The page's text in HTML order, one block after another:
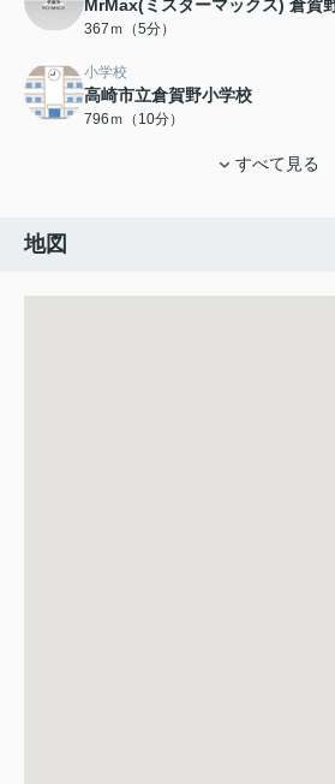
MrMax(ミスターマックス) 倉賀
367ｍ（5分）
小学校
高崎市立倉賀野小学校
796ｍ（10分）
すべて見る
地図